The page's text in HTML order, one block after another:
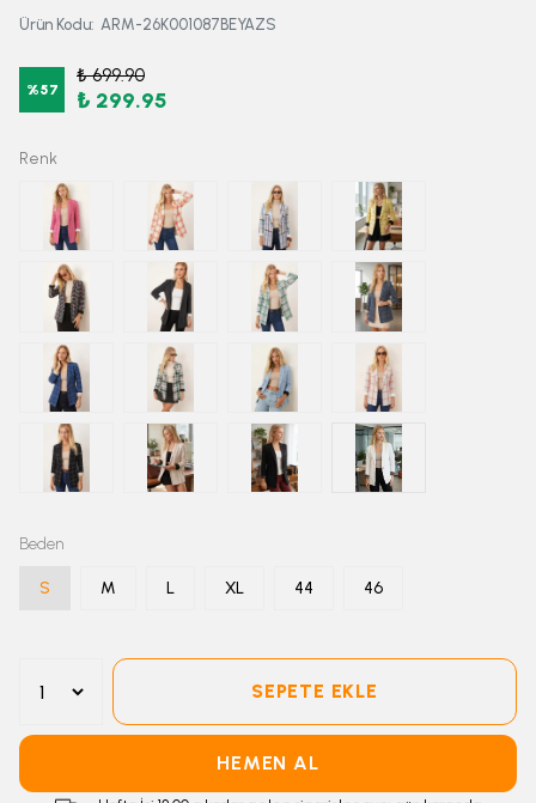
Ürün Kodu: ARM-26K001087BEYAZS
%57
₺ 699.90
₺ 299.95
Renk
Beden
S M L XL 44 46
SEPETE EKLE
HEMEN AL